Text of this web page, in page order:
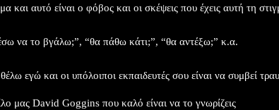
αυτό είναι ο φόβος και οι σκέψεις που έχεις αυτή τη
να το βγάλω;”, “θα πάθω κάτι;”, “θα αντέξω;” κ.α.
εγώ και οι υπόλοιποι εκπαιδευτές σου είναι να συμβεί
μας David Goggins που καλό είναι να το γνωρίζεις